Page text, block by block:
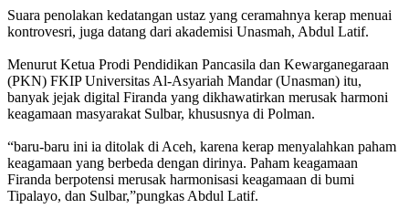
Suara penolakan kedatangan ustaz yang ceramahnya kerap menuai
kontrovesri, juga datang dari akademisi Unasmah, Abdul Latif.
Menurut Ketua Prodi Pendidikan Pancasila dan Kewarganegaraan
(PKN) FKIP Universitas Al-Asyariah Mandar (Unasman) itu,
banyak jejak digital Firanda yang dikhawatirkan merusak harmoni
keagamaan masyarakat Sulbar, khususnya di Polman.
“baru-baru ini ia ditolak di Aceh, karena kerap menyalahkan paham
keagamaan yang berbeda dengan dirinya. Paham keagamaan
Firanda berpotensi merusak harmonisasi keagamaan di bumi
Tipalayo, dan Sulbar,”pungkas Abdul Latif.